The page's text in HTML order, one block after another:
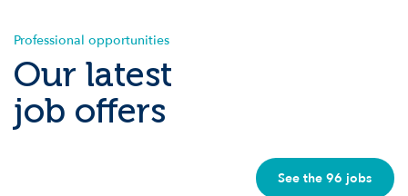
Professional opportunities
Our latest
job offers
See the 96 jobs